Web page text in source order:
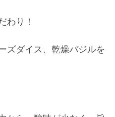
わり！
ズダイス、乾燥バジルを